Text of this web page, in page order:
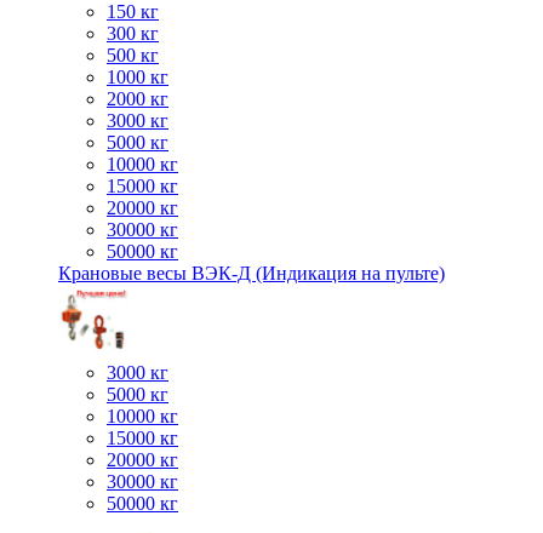
150 кг
300 кг
500 кг
1000 кг
2000 кг
3000 кг
5000 кг
10000 кг
15000 кг
20000 кг
30000 кг
50000 кг
Крановые весы ВЭК-Д (Индикация на пульте)
3000 кг
5000 кг
10000 кг
15000 кг
20000 кг
30000 кг
50000 кг